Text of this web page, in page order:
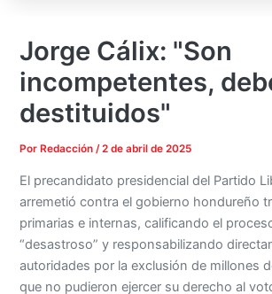
Jorge Cálix: "Son
incompetentes,
destituidos"
Por Redacción/2 de abril de 2025
El precandidato presidencial del Partido
arremetió contra el gobierno hondureño
primarias e internas, calificando el
“desastroso” y responsabilizando
autoridades por la exclusión de millones
que no pudieron ejercer su derecho al